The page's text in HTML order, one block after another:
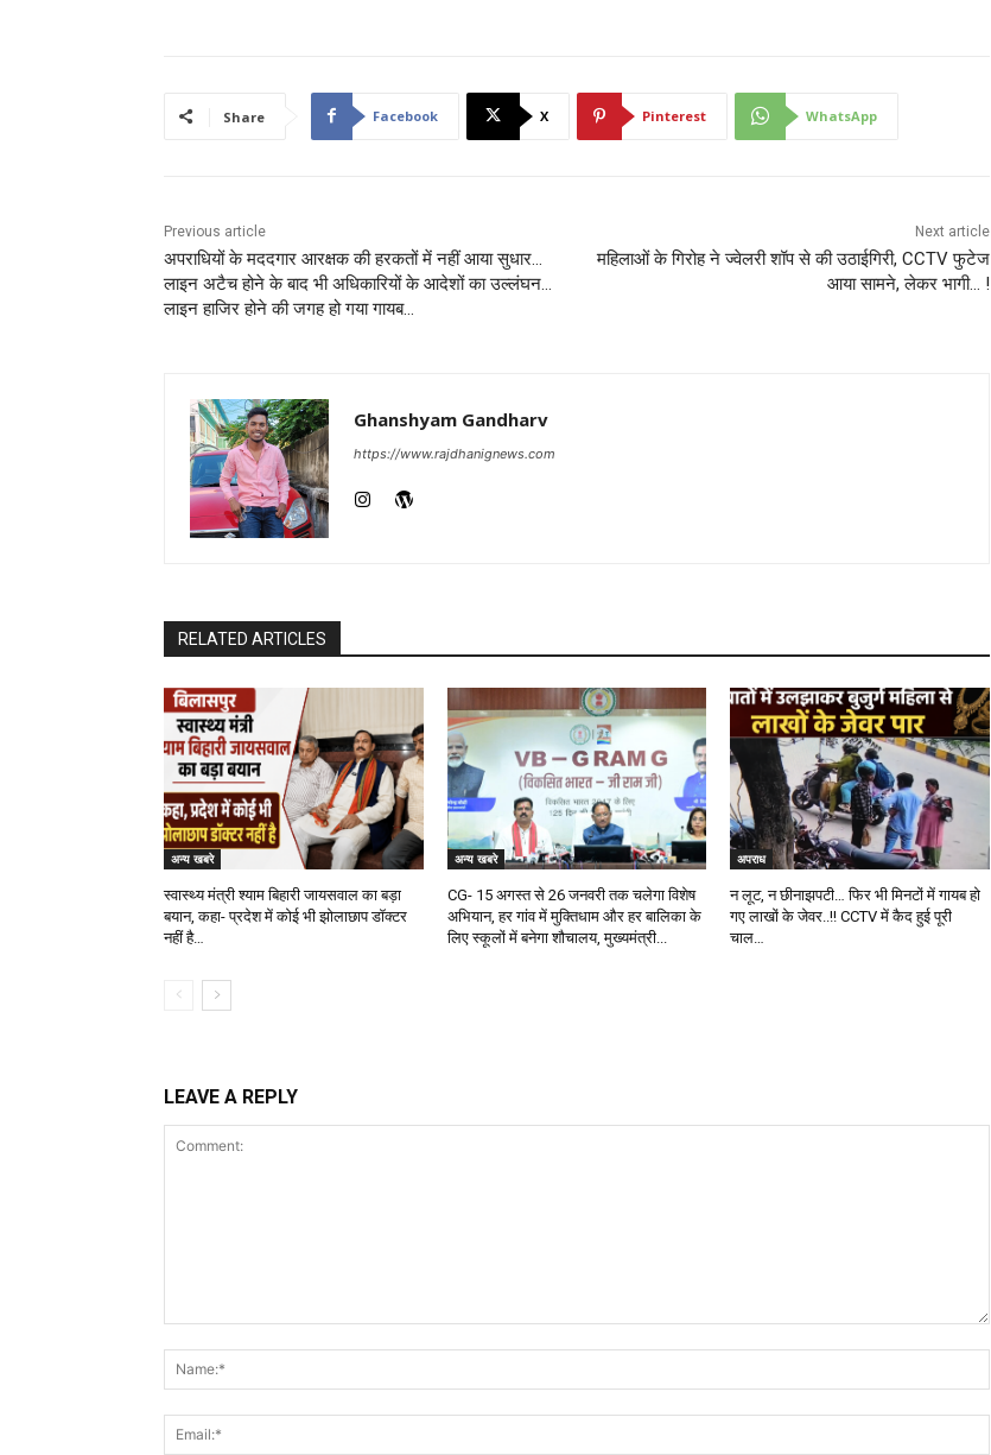
Share Facebook X Pinterest WhatsApp
Previous article
अपराधियों के मददगार आरक्षक की हरकतों में नहीं आया सुधार…
लाइन अटैच होने के बाद भी अधिकारियों के आदेशों का उल्लंघन…
लाइन हाजिर होने की जगह हो गया गायब…
Next article
महिलाओं के गिरोह ने ज्वेलरी शॉप से की उठाईगिरी, CCTV फुटेज
आया सामने, लेकर भागी… !
Ghanshyam Gandharv
https://www.rajdhanignews.com
RELATED ARTICLES
अन्य खबरे
स्वास्थ्य मंत्री श्याम बिहारी जायसवाल का बड़ा
बयान, कहा- प्रदेश में कोई भी झोलाछाप डॉक्टर
नहीं है…
अन्य खबरे
CG- 15 अगस्त से 26 जनवरी तक चलेगा विशेष
अभियान, हर गांव में मुक्तिधाम और हर बालिका के
लिए स्कूलों में बनेगा शौचालय, मुख्यमंत्री...
अपराध
न लूट, न छीनाझपटी… फिर भी मिनटों में गायब हो
गए लाखों के जेवर..!! CCTV में कैद हुई पूरी
चाल…
LEAVE A REPLY